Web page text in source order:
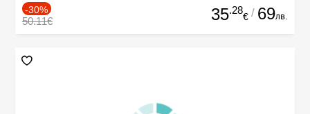
-30%
50.11€ 35.28
€ / 69лв.